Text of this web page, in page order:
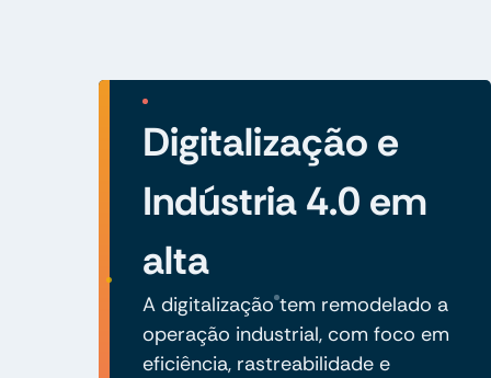
Digitalização e
Indústria 4.0 em
alta
A digitalização tem remodelado a
operação industrial, com foco em
eficiência, rastreabilidade e